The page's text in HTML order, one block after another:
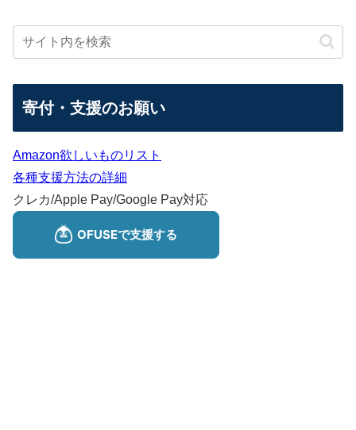
寄付・支援のお願い
Amazon欲しいものリスト
各種支援方法の詳細
クレカ/Apple Pay/Google Pay対応